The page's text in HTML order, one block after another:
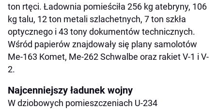
ton rtęci. Ładownia pomieściła 256 kg atebryny, 106
kg talu, 12 ton metali szlachetnych, 7 ton szkła
optycznego i 43 tony dokumentów technicznych.
Wśród papierów znajdowały się plany samolotów
Me-163 Komet, Me-262 Schwalbe oraz rakiet V-1 i V-
2.
Najcenniejszy ładunek wojny
W dziobowych pomieszczeniach U-234